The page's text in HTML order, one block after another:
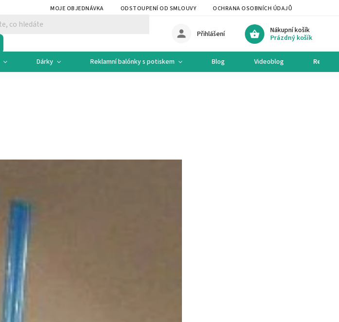
MOJE OBJEDNÁVKA ODSTOUPENÍ OD SMLOUVY OCHRANA OSOBNÍCH ÚDAJŮ
Nákupní košík
Prázdný košík
Přihlášení
Dárky Reklamní balónky s potiskem Blog Videoblog Recepty